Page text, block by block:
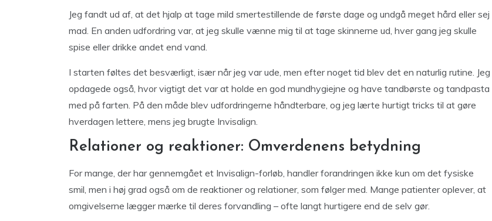
Jeg fandt ud af, at det hjalp at tage mild smertestillende de første dage og undgå meget hård eller sej
mad. En anden udfordring var, at jeg skulle vænne mig til at tage skinnerne ud, hver gang jeg skulle
spise eller drikke andet end vand.
I starten føltes det besværligt, især når jeg var ude, men efter noget tid blev det en naturlig rutine. Jeg
opdagede også, hvor vigtigt det var at holde en god mundhygiejne og have tandbørste og tandpasta
med på farten. På den måde blev udfordringerne håndterbare, og jeg lærte hurtigt tricks til at gøre
hverdagen lettere, mens jeg brugte Invisalign.
Relationer og reaktioner: Omverdenens betydning
For mange, der har gennemgået et Invisalign-forløb, handler forandringen ikke kun om det fysiske
smil, men i høj grad også om de reaktioner og relationer, som følger med. Mange patienter oplever, at
omgivelserne lægger mærke til deres forvandling – ofte langt hurtigere end de selv gør.